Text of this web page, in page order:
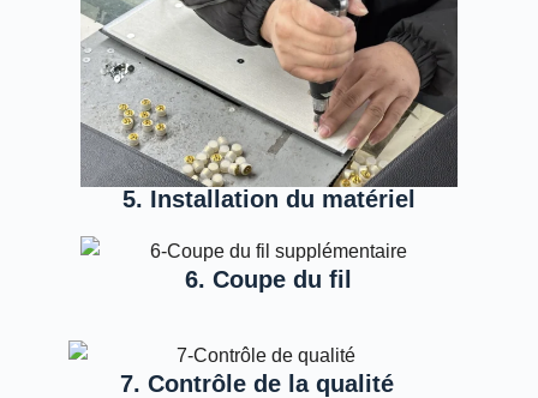
5. Installation du matériel
6. Coupe du fil
7. Contrôle de la qualité